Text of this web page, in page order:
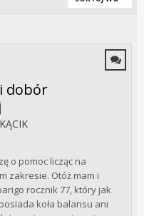
dobór
KĄCIK
o pomoc licząc na
zakresie. Otóż mam i
rocznik 77, który jak
koła balansu ani